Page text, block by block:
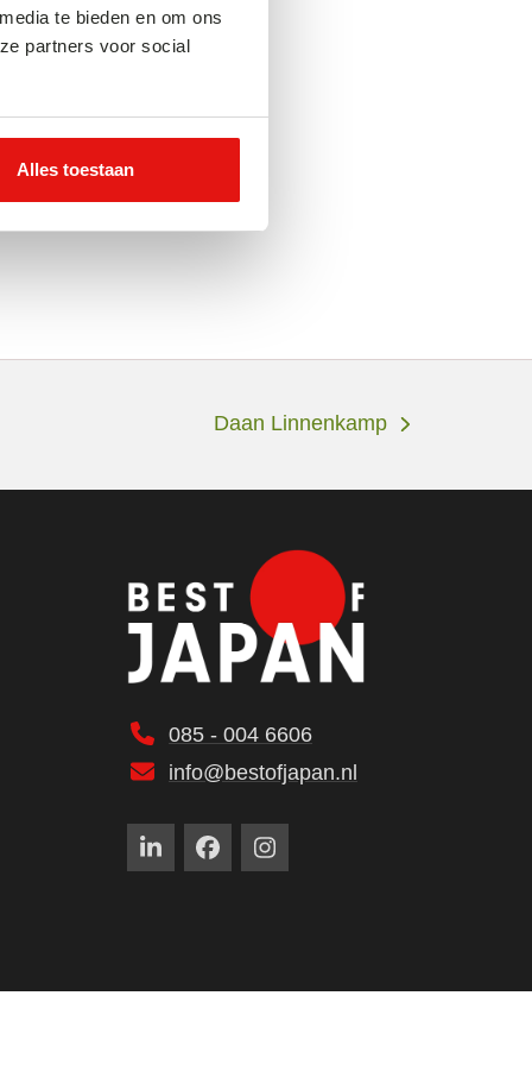
te bieden en om ons
partners voor social
Alles toestaan
next
Daan Linnenkamp
085 - 004 6606
info@bestofjapan.nl